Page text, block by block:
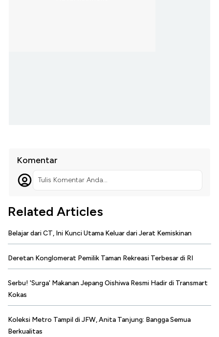
Komentar
Tulis Komentar Anda...
Related Articles
Belajar dari CT, Ini Kunci Utama Keluar dari Jerat Kemiskinan
Deretan Konglomerat Pemilik Taman Rekreasi Terbesar di RI
Serbu! 'Surga' Makanan Jepang Oishiwa Resmi Hadir di Transmart
Kokas
Koleksi Metro Tampil di JFW, Anita Tanjung: Bangga Semua
Berkualitas